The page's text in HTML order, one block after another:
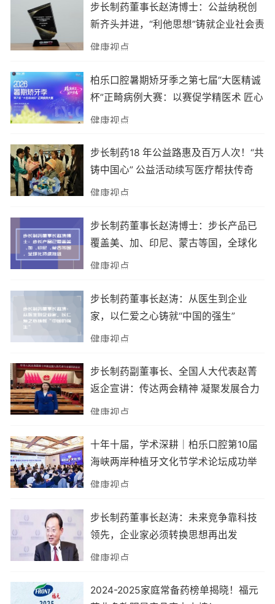
步长制药董事长赵涛博士：公益纳税创
新齐头并进，“利他思想”铸就企业社会责
任典范
健康视点
柏乐口腔暑期矫牙季之第七届“大医精诚
杯”正畸病例大赛：以赛促学精医术 匠心
护齿筑品质
健康视点
步长制药18 年公益路惠及百万人次！“共
铸中国心” 公益活动续写医疗帮扶传奇
健康视点
步长制药董事长赵涛博士：步长产品已
覆盖美、加、印尼、蒙古等国，全球化
持续推进
健康视点
步长制药董事长赵涛：从医生到企业
家，以仁爱之心铸就“中国的强生”
健康视点
步长制药副董事长、全国人大代表赵菁
返企宣讲：传达两会精神 凝聚发展合力
健康视点
十年十届，学术深耕｜柏乐口腔第10届
海峡两岸种植牙文化节学术论坛成功举
办
健康视点
步长制药董事长赵涛：未来竞争靠科技
领先，企业家必须转换思想再出发
健康视点
2024-2025家庭常备药榜单揭晓！福元